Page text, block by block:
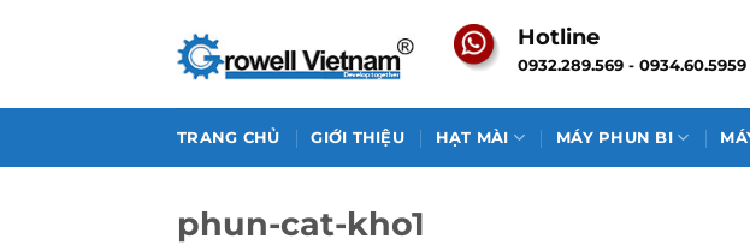
Hotline
0932.289.569 - 0934.60.5959
TRANG CHỦ GIỚI THIỆU HẠT MÀI MÁY PHUN BI
phun-cat-kho1